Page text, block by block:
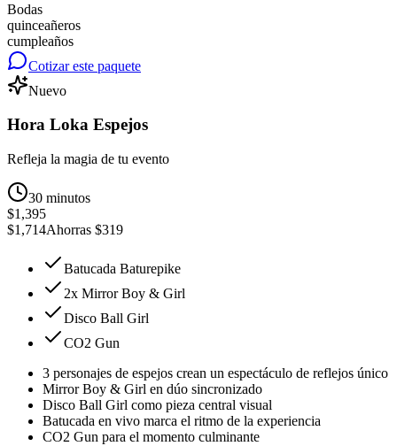
Bodas
quinceañeros
cumpleaños
Cotizar este paquete
Nuevo
Hora Loka Espejos
Refleja la magia de tu evento
30 minutos
$1,395
$1,714Ahorras $319
Batucada Baturepike
2x Mirror Boy & Girl
Disco Ball Girl
CO2 Gun
3 personajes de espejos crean un espectáculo de reflejos único
Mirror Boy & Girl en dúo sincronizado
Disco Ball Girl como pieza central visual
Batucada en vivo marca el ritmo de la experiencia
CO2 Gun para el momento culminante